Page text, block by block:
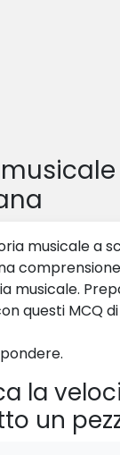
musicale a
musicale.
questi MCQ di
la
un